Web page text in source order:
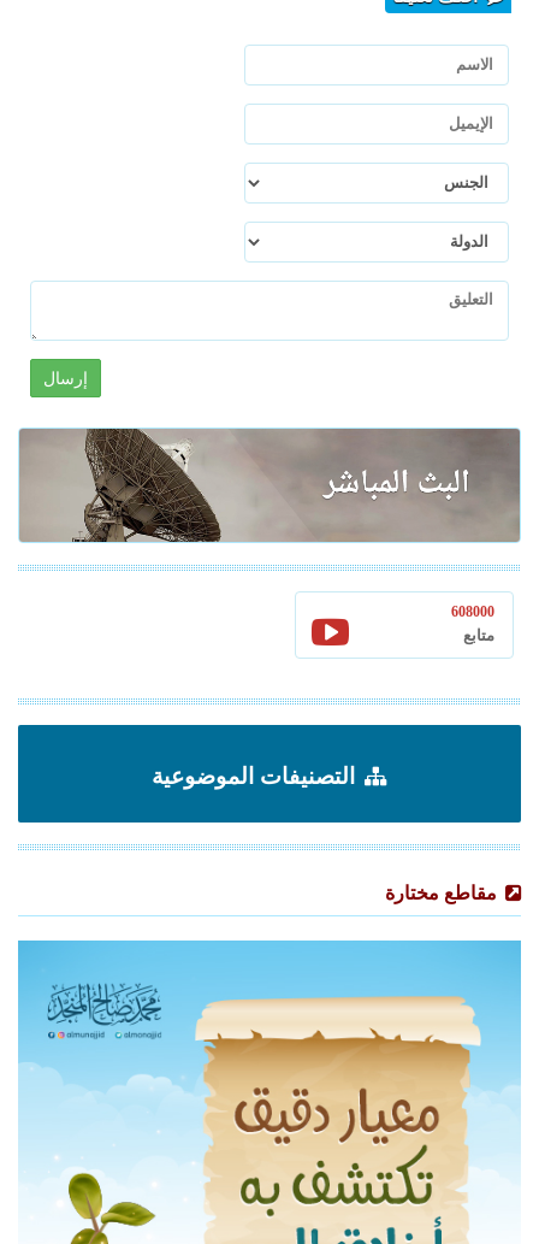
إرسال
608000
متابع
التصنيفات الموضوعية
مقاطع مختارة